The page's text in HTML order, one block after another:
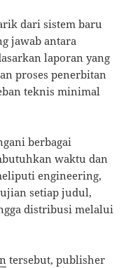
dari sistem baru
jawab antara
laporan yang
proses penerbitan
teknis minimal
berbagai
waktu dan
engineering,
setiap judul,
distribusi melalui
tersebut, publisher